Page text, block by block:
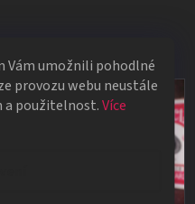
Vám umožnili pohodlné
provozu webu neustále
a použitelnost.Více